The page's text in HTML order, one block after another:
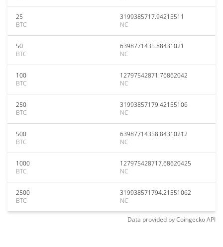
25
BTC
3199385717.94215511
NC
50
BTC
6398771435.88431021
NC
100
BTC
12797542871.76862042
NC
250
BTC
31993857179.42155106
NC
500
BTC
63987714358.84310212
NC
1000
BTC
127975428717.68620425
NC
2500
BTC
319938571794.21551062
NC
Data provided byCoingeckoAPI